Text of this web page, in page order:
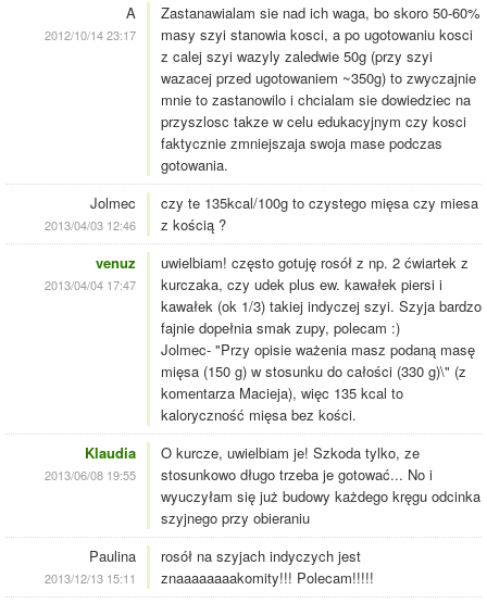
A
2012/10/14 23:17
Zastanawialam sie nad ich waga, bo skoro 50-60%
masy szyi stanowia kosci, a po ugotowaniu kosci
z calej szyi wazyly zaledwie 50g (przy szyi
wazacej przed ugotowaniem ~350g) to zwyczajnie
mnie to zastanowilo i chcialam sie dowiedziec na
przyszlosc takze w celu edukacyjnym czy kosci
faktycznie zmniejszaja swoja mase podczas
gotowania.
Jolmec
2013/04/03 12:46
czy te 135kcal/100g to czystego mięsa czy miesa
z kością ?
venuz
2013/04/04 17:47
uwielbiam! często gotuję rosół z np. 2 ćwiartek z
kurczaka, czy udek plus ew. kawałek piersi i
kawałek (ok 1/3) takiej indyczej szyi. Szyja bardzo
fajnie dopełnia smak zupy, polecam :)
Jolmec- "Przy opisie ważenia masz podaną masę
mięsa (150 g) w stosunku do całości (330 g)\" (z
komentarza Macieja), więc 135 kcal to
kaloryczność mięsa bez kości.
Klaudia
2013/06/08 19:55
O kurcze, uwielbiam je! Szkoda tylko, ze
stosunkowo długo trzeba je gotować... No i
wyuczyłam się już budowy każdego kręgu odcinka
szyjnego przy obieraniu
Paulina
2013/12/13 15:11
rosół na szyjach indyczych jest
znaaaaaaaakomity!!! Polecam!!!!!